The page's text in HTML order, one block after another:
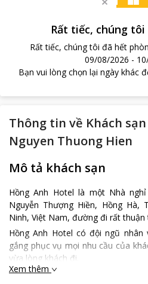
Rất tiếc, chúng
Rất tiếc, chúng tôi đã hết
09/08/2026 -
Bạn vui lòng chọn lại ngày khác
Thông tin về Khách
Nguyen Thuong Hien
Mô tả khách sạn
Hồng Anh Hotel là một Nhà
Nguyễn Thượng Hiền, Hồng Hà,
Ninh, Việt Nam, đường đi rất thuận
Hồng Anh Hotel có đội ngũ nhân
gắng phục vụ mọi nhu cầu của
vừa lòng khách đi.
Phòng ốc của Hồng Anh Hotel
Xem thêm